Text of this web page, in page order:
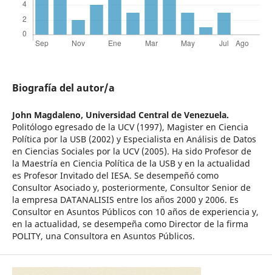
Biografía del autor/a
John Magdaleno, Universidad Central de Venezuela.
Politólogo egresado de la UCV (1997), Magister en Ciencia
Política por la USB (2002) y Especialista en Análisis de Datos
en Ciencias Sociales por la UCV (2005). Ha sido Profesor de
la Maestría en Ciencia Política de la USB y en la actualidad
es Profesor Invitado del IESA. Se desempeñó como
Consultor Asociado y, posteriormente, Consultor Senior de
la empresa DATANALISIS entre los años 2000 y 2006. Es
Consultor en Asuntos Públicos con 10 años de experiencia y,
en la actualidad, se desempeña como Director de la firma
POLITY, una Consultora en Asuntos Públicos.